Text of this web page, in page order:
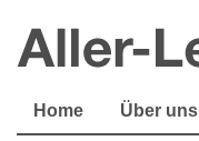
Home Über uns